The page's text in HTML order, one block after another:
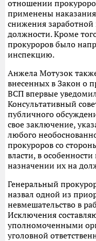
отношении
применены
снижения
должности. Кроме
прокуроров было
инспекцию.
Анжела Мотузок
внесенных в Закон о
ВСП впервые
Консультативный
публичного
свое заключение,
любого
прокуроров со
власти, в
назначении их на
Генеральный
назвал одной из
невмешательство в
Исключения
уполномоченными
уголовной